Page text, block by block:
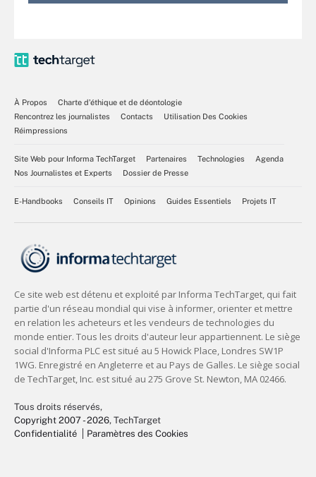
À Propos
Charte d’éthique et de déontologie
Rencontrez les journalistes
Contacts
Utilisation Des Cookies
Réimpressions
Site Web pour Informa TechTarget Partenaires Technologies
Agenda
Nos Journalistes et Experts
Dossier de Presse
E-Handbooks Conseils IT Opinions Guides Essentiels Projets IT
Tous droits réservés,
Copyright 2007 - 2026, TechTarget
Confidentialité
Paramètres des Cookies